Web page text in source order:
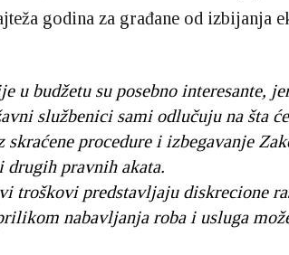
godina za građane od izbijanja
u budžetu su posebno interesante,
službenici sami odlučuju na šta
skraćene procedure i izbegavanje
drugih pravnih akata.
troškovi predstavljaju diskrecione
nabavljanja roba i usluga